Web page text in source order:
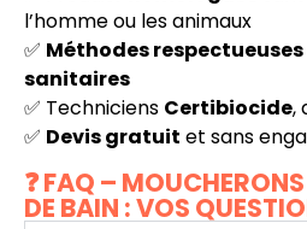
l’homme ou les animaux
✅ Méthodes
sanitaires
✅ Techniciens Certibiocide,
✅ Devis gratuit et sans
❓ FAQ –
DE BAIN : VOS